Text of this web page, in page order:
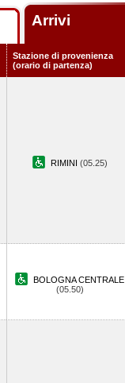
Arrivi
Stazione di provenienza
(orario di partenza)
RIMINI (05.25)
BOLOGNA CENTRALE
(05.50)